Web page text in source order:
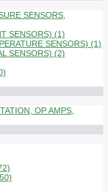
SENSORS,
SENSORS) (1)
SENSORS) (1)
SENSORS) (2)
OP AMPS,